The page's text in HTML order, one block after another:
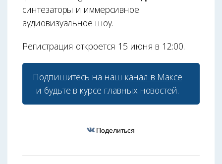
синтезаторы и иммерсивное
аудиовизуальное шоу.
Регистрация откроется 15 июня в 12:00.
Подпишитесь на наш канал в Максе
и будьте в курсе главных новостей.
Поделиться